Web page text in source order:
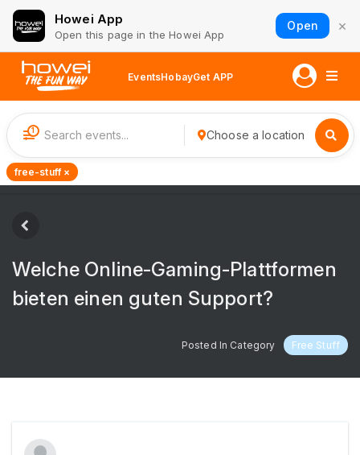
Howei App
Open this page in the Howei App
Open ×
EventsHobayGet APP
1 Choose a location
free-stuff ×
Welche Online-Gaming-Plattformen
bieten einen guten Support?
Posted In Category Free Stuff